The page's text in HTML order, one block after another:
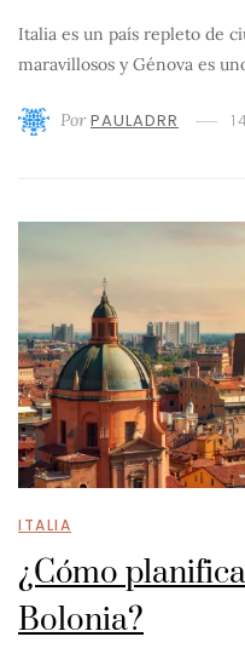
Italia es un país repleto de
maravillosos y Génova es
Por PAULADRR
ITALIA
¿Cómo
Bolonia?